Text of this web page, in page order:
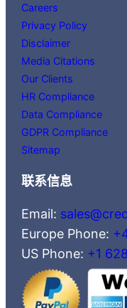
Careers
Privacy Policy
Disclaimer
Media Citations
Our Clients
HR Compliance
Data Compliance
GDPR Compliance
Sitemap
联系信息
Email:
Europe Phone:
US Phone: +1